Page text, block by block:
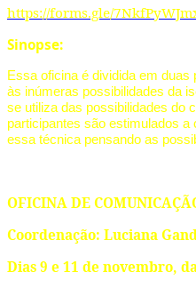
https://forms.gle/
Sinopse:
Essa oficina é dividida em
às inúmeras possibilidades da
se utiliza das possibilidades do
participantes são estimulados
essa técnica pensando as
OFICINA DE
Coordenação: Luciana
Dias 9 e 11 de novembro,